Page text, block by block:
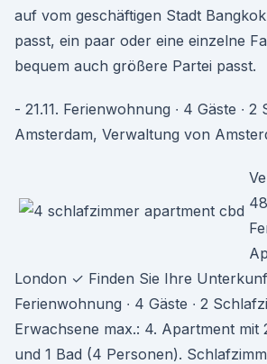
auf vom geschäftigen Stadt
passt, ein paar oder eine einzelne
bequem auch größere Partei passt.
- 21.11. Ferienwohnung ∙ 4 Gäste ∙ 2
Amsterdam, Verwaltung von
London ✓ Finden Sie Ihre
Ferienwohnung ∙ 4 Gäste ∙ 2
Erwachsene max.: 4. Apartment mit
und 1 Bad (4 Personen).